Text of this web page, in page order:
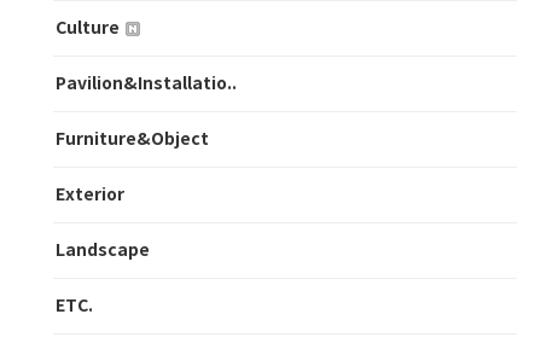
Culture
Pavilion&Installatio..
Furniture&Object
Exterior
Landscape
ETC.